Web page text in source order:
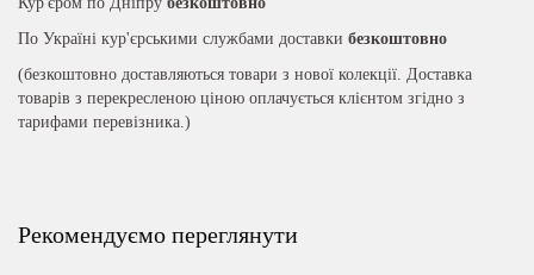
По Україні кур'єрськими службами доставки безкоштовно
(безкоштовно доставляються товари з нової колекції. Доставка
товарів з перекресленою ціною оплачується клієнтом згідно з
тарифами перевізника.)
Рекомендуємо переглянути